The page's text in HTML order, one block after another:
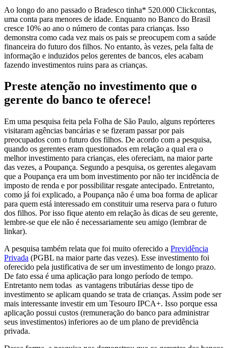
Ao longo do ano passado o Bradesco tinha* 520.000 Clickcontas,
uma conta para menores de idade. Enquanto no Banco do Brasil
cresce 10% ao ano o número de contas para crianças. Isso
demonstra como cada vez mais os pais se preocupem com a saúde
financeira do futuro dos filhos. No entanto, às vezes, pela falta de
informação e induzidos pelos gerentes de bancos, eles acabam
fazendo investimentos ruins para as crianças.
Preste atenção no investimento que o
gerente do banco te oferece!
Em uma pesquisa feita pela Folha de São Paulo, alguns repórteres
visitaram agências bancárias e se fizeram passar por pais
preocupados com o futuro dos filhos. De acordo com a pesquisa,
quando os gerentes eram questionados em relação a qual era o
melhor investimento para crianças, eles ofereciam, na maior parte
das vezes, a Poupança. Segundo a pesquisa, os gerentes alegavam
que a Poupança era um bom investimento por não ter incidência de
imposto de renda e por possibilitar resgate antecipado. Entretanto,
como já foi explicado, a Poupança não é uma boa forma de aplicar
para quem está interessado em constituir uma reserva para o futuro
dos filhos. Por isso fique atento em relação às dicas de seu gerente,
lembre-se que ele não é necessariamente seu amigo (lembrar de
linkar).
A pesquisa também relata que foi muito oferecido a Previdência
Privada (PGBL na maior parte das vezes). Esse investimento foi
oferecido pela justificativa de ser um investimento de longo prazo.
De fato essa é uma aplicação para longo período de tempo.
Entretanto nem todas as vantagens tributárias desse tipo de
investimento se aplicam quando se trata de crianças. Assim pode ser
mais interessante investir em um Tesouro IPCA+. Isso porque essa
aplicação possui custos (remuneração do banco para administrar
seus investimentos) inferiores ao de um plano de previdência
privada.